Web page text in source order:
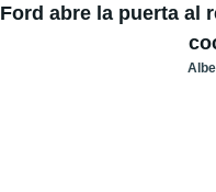
Ford abre la puerta al